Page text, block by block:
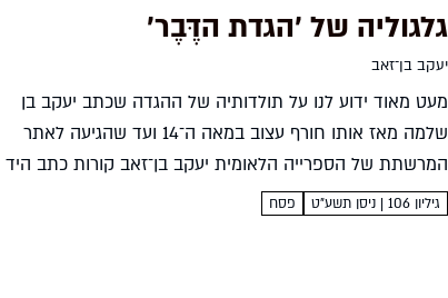
גלגוליה של 'הגדת הדֶּבֶר'
יעקב בן־זאב
מעט מאוד ידוע לנו על תולדותיה של ההגדה שכתב יעקב בן
שלמה מאז אותו חורף עצוב במאה ה־14 ועד שהגיעה לאתר
המרשתת של הספרייה הלאומית יעקב בן־זאב קורות כתב היד
המאויר של ההגדה של פסח...
גיליון 106 | ניסן תשע"ט פסח